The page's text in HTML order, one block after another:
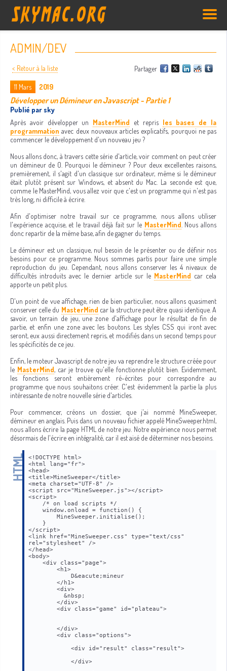
ADMIN/DEV
Partager
< Retour à la liste
11 Mars 2019
Développer un Démineur en Javascript - Partie 1
Publié par sky
Après avoir développer un MasterMind et repris les bases de la
programmation avec deux nouveaux articles explicatifs, pourquoi ne pas
commencer le développement d'un nouveau jeu ?
Nous allons donc, à travers cette série d'article, voir comment on peut créer
un démineur de 0. Pourquoi le démineur ? Pour deux excellentes raisons,
premièrement, il s'agit d'un classique sur ordinateur, même si le démineur
était plutôt présent sur Windows, et absent du Mac. La seconde est que,
comme le MasterMind, vous allez voir que c'est un programme qui n'est pas
très long, ni difficile à écrire.
Afin d'optimiser notre travail sur ce programme, nous allons utiliser
l'expérience acquise, et le travail déjà fait sur le MasterMind . Nous allons
donc repartir de la même base, afin de gagner du temps.
Le démineur est un classique, nul besoin de le présenter ou de définir nos
besoins pour ce programme. Nous sommes partis pour faire une simple
reproduction du jeu. Cependant, nous allons conserver les 4 niveaux de
difficultés introduits avec le dernier article sur le MasterMind car cela
apporte un petit plus.
D'un point de vue affichage, rien de bien particulier, nous allons quasiment
conserver celle du MasterMind car la structure peut être quasi identique. A
savoir, un terrain de jeu, une zone d'affichage pour le résultat de fin de
partie, et enfin une zone avec les boutons. Les styles CSS qui iront avec
seront, eux aussi directement repris, et modifiés dans un second temps pour
les spécificités de ce jeu.
Enfin, le moteur Javascript de notre jeu va reprendre le structure créée pour
le MasterMind, car je trouve qu'elle fonctionne plutôt bien. Evidemment,
les fonctions seront entièrement ré-écrites pour correspondre au
programme que nous souhaitons créer. C'est évidemment la partie la plus
intéressante de notre nouvelle série d'articles.
Pour commencer, créons un dossier, que j'ai nommé MineSweeper,
démineur en anglais. Puis dans un nouveau fichier appelé MineSweeper.html,
nous allons écrire la page HTML de notre jeu. Notre expérience nous permet
désormais de l'écrire en intégralité, car il est aisé de déterminer nos besoins.
<!DOCTYPE html>
<html lang="fr">
<head>
<title>MineSweeper</title>
<meta charset="UTF-8" />
<script src="MineSweeper.js"></script>
<script>
/* on load scripts */
window.onload = function() {
MineSweeper.initialise();
}
</script>
<link href="MineSweeper.css" type="text/css"
rel="stylesheet" />
</head>
<body>
<div class="page">
<h1>
D&eacute;mineur
</h1>
<div>
&nbsp;
</div>
<div class="game" id="plateau">
</div>
<div class="options">
<div id="result" class="result">
</div>